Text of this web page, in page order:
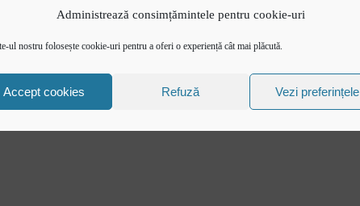
Administrează consimțămintele pentru cookie-uri
ul nostru folosește cookie-uri pentru a oferi o experiență cât mai plăcută.
Accept cookies Refuză Vezi preferințele